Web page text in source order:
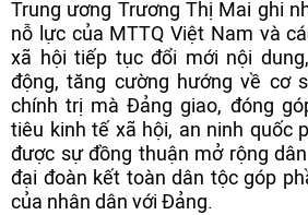
Trung ương Trương Thị Mai ghi
nỗ lực của MTTQ Việt Nam và
xã hội tiếp tục đổi mới nội
động, tăng cường hướng về cơ
chính trị mà Đảng giao, đóng
tiêu kinh tế xã hội, an ninh quốc
được sự đồng thuận mở rộng
đại đoàn kết toàn dân tộc góp
của nhân dân với Đảng.